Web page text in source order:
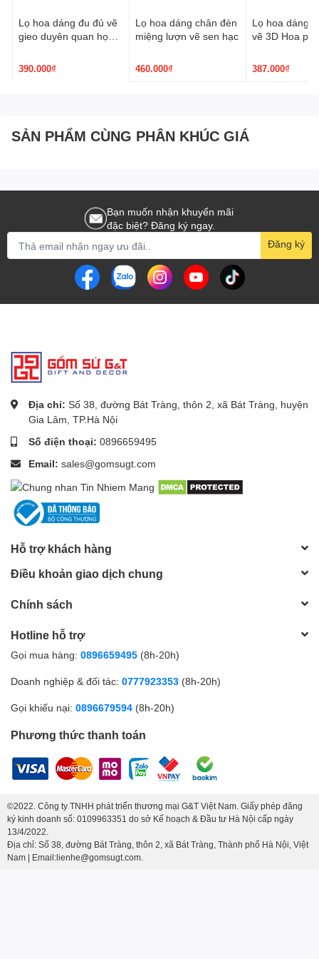
Lọ hoa dáng đu đủ vẽ
gieo duyên quan họ
390.000₫
Lọ hoa dáng chân đèn
miệng lượn vẽ sen hạc
460.000₫
Lọ hoa dáng
vẽ 3D Hoa
387.000₫
SẢN PHẨM CÙNG PHÂN KHÚC GIÁ
Bạn muốn nhận khuyến mãi
đặc biệt? Đăng ký ngay.
Đăng ký
Địa chỉ: Số 38, đường Bát Tràng, thôn 2, xã Bát Tràng, huyện
Gia Lâm, TP.Hà Nội
Số điện thoại: 0896659495
Email: sales@gomsugt.com
Hỗ trợ khách hàng
Điều khoản giao dịch chung
Chính sách
Hotline hỗ trợ
Gọi mua hàng: 0896659495 (8h-20h)
Doanh nghiệp & đối tác: 0777923353 (8h-20h)
Gọi khiếu nại: 0896679594 (8h-20h)
Phương thức thanh toán
©2022. Công ty TNHH phát triển thương mại G&T Việt Nam. Giấy phép đăng
ký kinh doanh số: 0109963351 do sở Kế hoạch & Đầu tư Hà Nội cấp ngày
13/4/2022.
Địa chỉ: Số 38, đường Bát Tràng, thôn 2, xã Bát Tràng, Thành phố Hà Nội, Việt
Nam | Email:lienhe@gomsugt.com.